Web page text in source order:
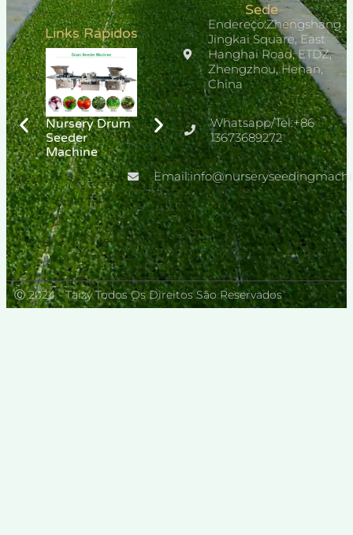
Links Rápidos
Nursery Drum
Seeder
Machine
Bandejas de
Mudas para
Sementes de
Flores e
Vegetais
PLC
Greenhouse
Tray Needle
Seeder
Sede
Endereço:Zhengshang
Jingkai Square, East
Hanghai Road, ETDZ,
Zhengzhou, Henan,
China
Whatsapp/Tel:+86
13673689272
Ⓒ 2024 - Taizy Todos Os Direitos São Reservados